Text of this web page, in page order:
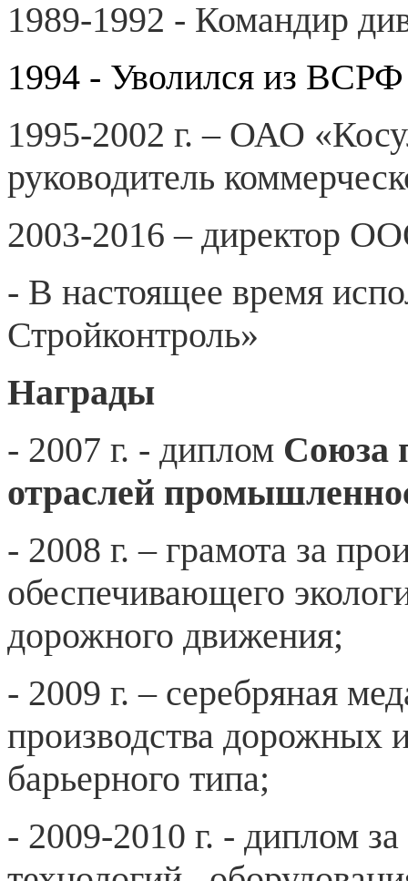
1989-1992 - Командир
1994 - Уволился из
1995-2002 г. – ОАО
руководитель
2003-2016 – директор
- В настоящее время
Стройконтроль»
Награды
- 2007 г. - диплом Союза
отраслей
- 2008 г. – грамота за
обеспечивающего
дорожного движения;
- 2009 г. – серебряная
производства дорожных
барьерного типа;
- 2009-2010 г. - диплом